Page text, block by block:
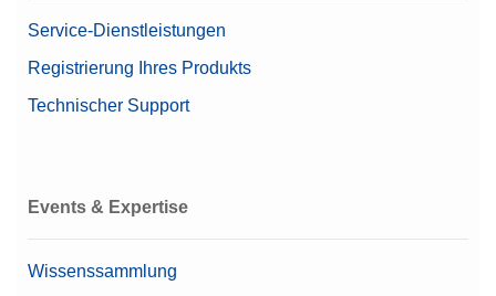
Service-Dienstleistungen
Registrierung Ihres Produkts
Technischer Support
Events & Expertise
Wissenssammlung